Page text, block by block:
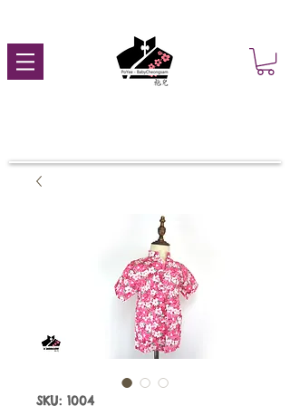
SKU: 1004